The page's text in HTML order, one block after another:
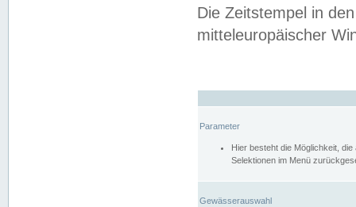
Die Zeitstempel in
mitteleuropäischer
Parameter
Hier besteht die Möglichkeit,
Selektionen im Menü
Gewässerauswahl